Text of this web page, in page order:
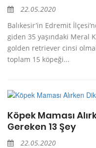
22.05.2020
Balıkesir’in Edremit
giden 35 yaşındaki Meral
golden retriever cinsi
toplam 15 köpeği...
Köpek Maması
Gereken 13 Şey
22.05.2020